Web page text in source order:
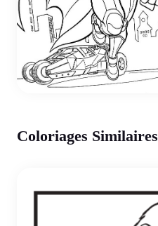
Coloriages Similaires